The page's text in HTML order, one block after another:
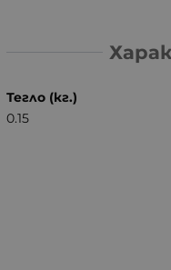
Тегло (кг.)
0.15